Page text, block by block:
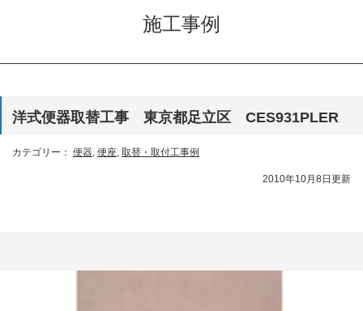
施工事例
洋式便器取替工事 東京都足立区 CES931PLER
カテゴリー： 便器, 便座, 取替・取付工事例
2010年10月8日更新